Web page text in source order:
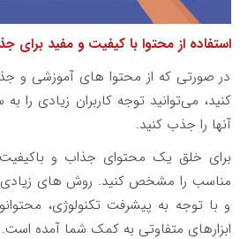
استفاده از محتوا با کیفیت و مفید
در صورتی که از محتوا های آموزشی و
کنید، می‌توانید توجه کاربران زیادی
آنها را جذب کنید.
برای خلق یک محتوای جذاب و باکیفیت
مناسب را مشخص کنید. روش های
و با توجه به پیشرفت تکنولوژی،
ابزارهای متفاوتی به کمک شما آمده است.